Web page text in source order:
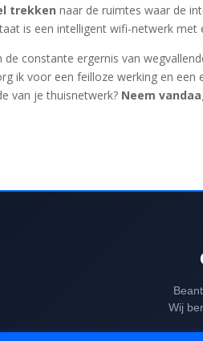
trekken naar de ruimtes waar de
is een intelligent wifi-netwerk
de constante ergernis van
ik voor een feilloze werking en
van je thuisnetwerk? Neem
Wij